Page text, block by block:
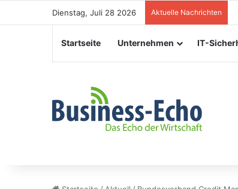
Dienstag, Juli 28 2026 Aktuelle Nachrichten
Startseite Unternehmen IT-